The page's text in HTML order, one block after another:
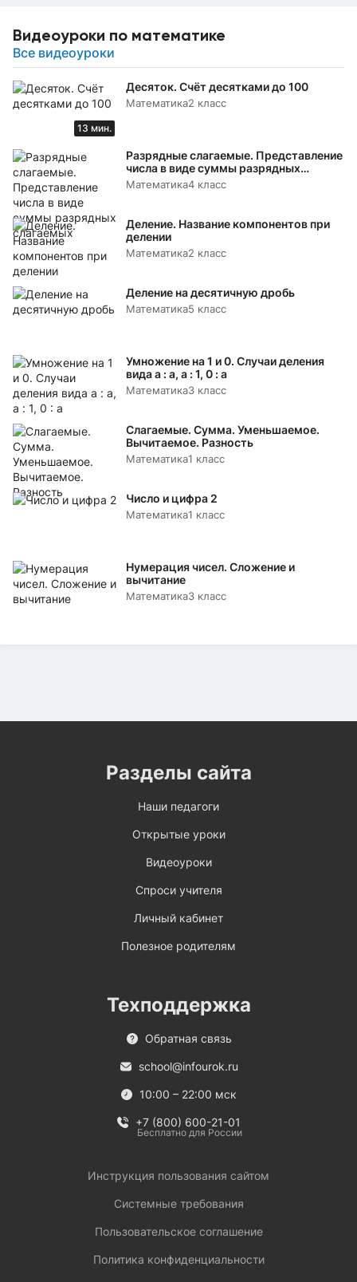
Видеоуроки по математике
Все видеоуроки
13 мин.
Десяток. Счёт десятками до 100
Математика2 класс
Разрядные слагаемые. Представление
числа в виде суммы разрядных
слагаемых
Математика4 класс
Деление. Название компонентов при
делении
Математика2 класс
Деление на десятичную дробь
Математика5 класс
Умножение на 1 и 0. Случаи деления
вида а : а, а : 1, 0 : а
Математика3 класс
Слагаемые. Сумма. Уменьшаемое.
Вычитаемое. Разность
Математика1 класс
Число и цифра 2
Математика1 класс
Нумерация чисел. Сложение и
вычитание
Математика3 класс
Разделы сайта
Наши педагоги
Открытые уроки
Видеоуроки
Спроси учителя
Личный кабинет
Полезное родителям
Техподдержка
Обратная связь
school@infourok.ru
10:00 – 22:00 мск
+7 (800) 600-21-01
Бесплатно для России
Инструкция пользования сайтом
Системные требования
Пользовательское соглашение
Политика конфиденциальности